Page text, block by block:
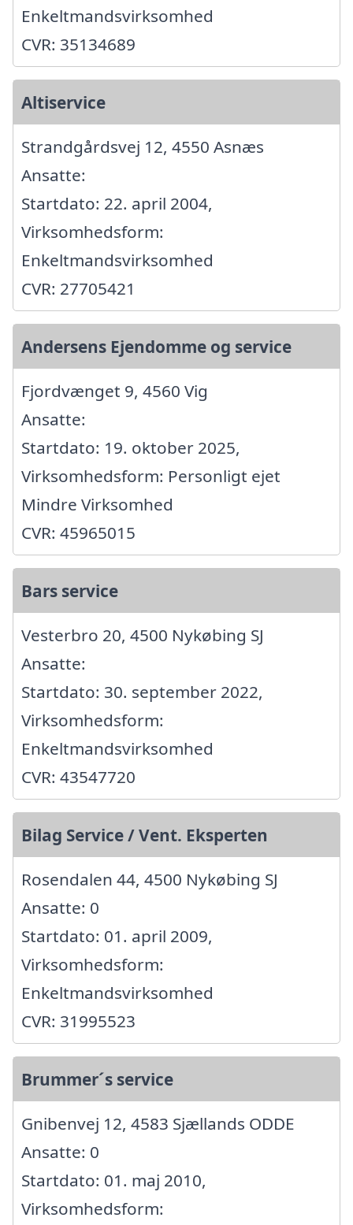
Enkeltmandsvirksomhed
CVR: 35134689
Altiservice
Strandgårdsvej 12, 4550 Asnæs
Ansatte:
Startdato: 22. april 2004,
Virksomhedsform:
Enkeltmandsvirksomhed
CVR: 27705421
Andersens Ejendomme og service
Fjordvænget 9, 4560 Vig
Ansatte:
Startdato: 19. oktober 2025,
Virksomhedsform: Personligt ejet
Mindre Virksomhed
CVR: 45965015
Bars service
Vesterbro 20, 4500 Nykøbing SJ
Ansatte:
Startdato: 30. september 2022,
Virksomhedsform:
Enkeltmandsvirksomhed
CVR: 43547720
Bilag Service / Vent. Eksperten
Rosendalen 44, 4500 Nykøbing SJ
Ansatte: 0
Startdato: 01. april 2009,
Virksomhedsform:
Enkeltmandsvirksomhed
CVR: 31995523
Brummer´s service
Gnibenvej 12, 4583 Sjællands ODDE
Ansatte: 0
Startdato: 01. maj 2010,
Virksomhedsform: